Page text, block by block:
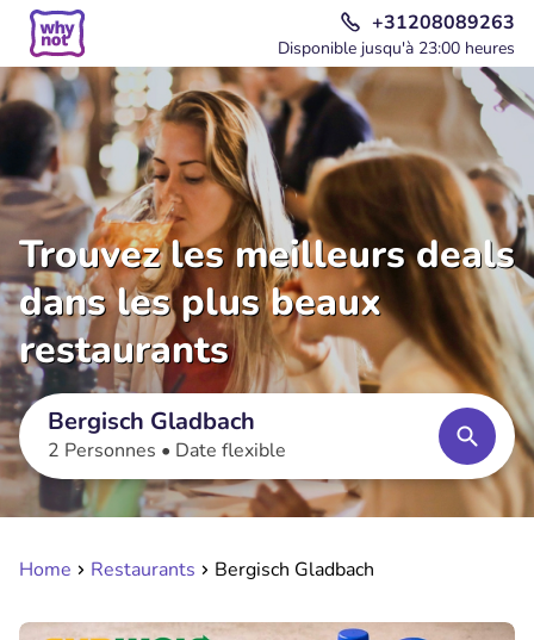
+31208089263
Disponible jusqu'à 23:00 heures
Trouvez les meilleurs deals
dans les plus beaux
restaurants
Bergisch Gladbach
2 Personnes • Date flexible
Home Restaurants Bergisch Gladbach